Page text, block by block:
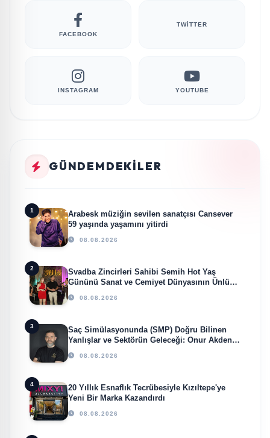
FACEBOOK
TWITTER
INSTAGRAM YOUTUBE
GÜNDEMDEKILER
1
Arabesk müziğin sevilen sanatçısı Cansever
59 yaşında yaşamını yitirdi
08.08.2026
2
Svadba Zincirleri Sahibi Semih Hot Yaş
Gününü Sanat ve Cemiyet Dünyasının Ünlü
08.08.2026
3
Saç Simülasyonunda (SMP) Doğru Bilinen
Yanlışlar ve Sektörün Geleceği: Onur Akdeniz
08.08.2026
4
20 Yıllık Esnaflık Tecrübesiyle Kızıltepe'ye
Yeni Bir Marka Kazandırdı
08.08.2026